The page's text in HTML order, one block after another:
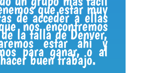
que estar muy
de acceder a ellas
nos encontremos
la talla de Denver,
estar ahí y
para ganar, o al
buen trabajo.